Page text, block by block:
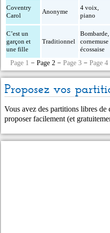
Coventry
Carol
Anonyme
4 voix,
piano
C’est un
garçon et
une fille
Traditionnel
Bombarde,
cornemuse
écossaise
Page 1 − Page 2 −Page 3 −Page 4
Proposez vos
Vous avez des partitions libres
proposer facilement (et